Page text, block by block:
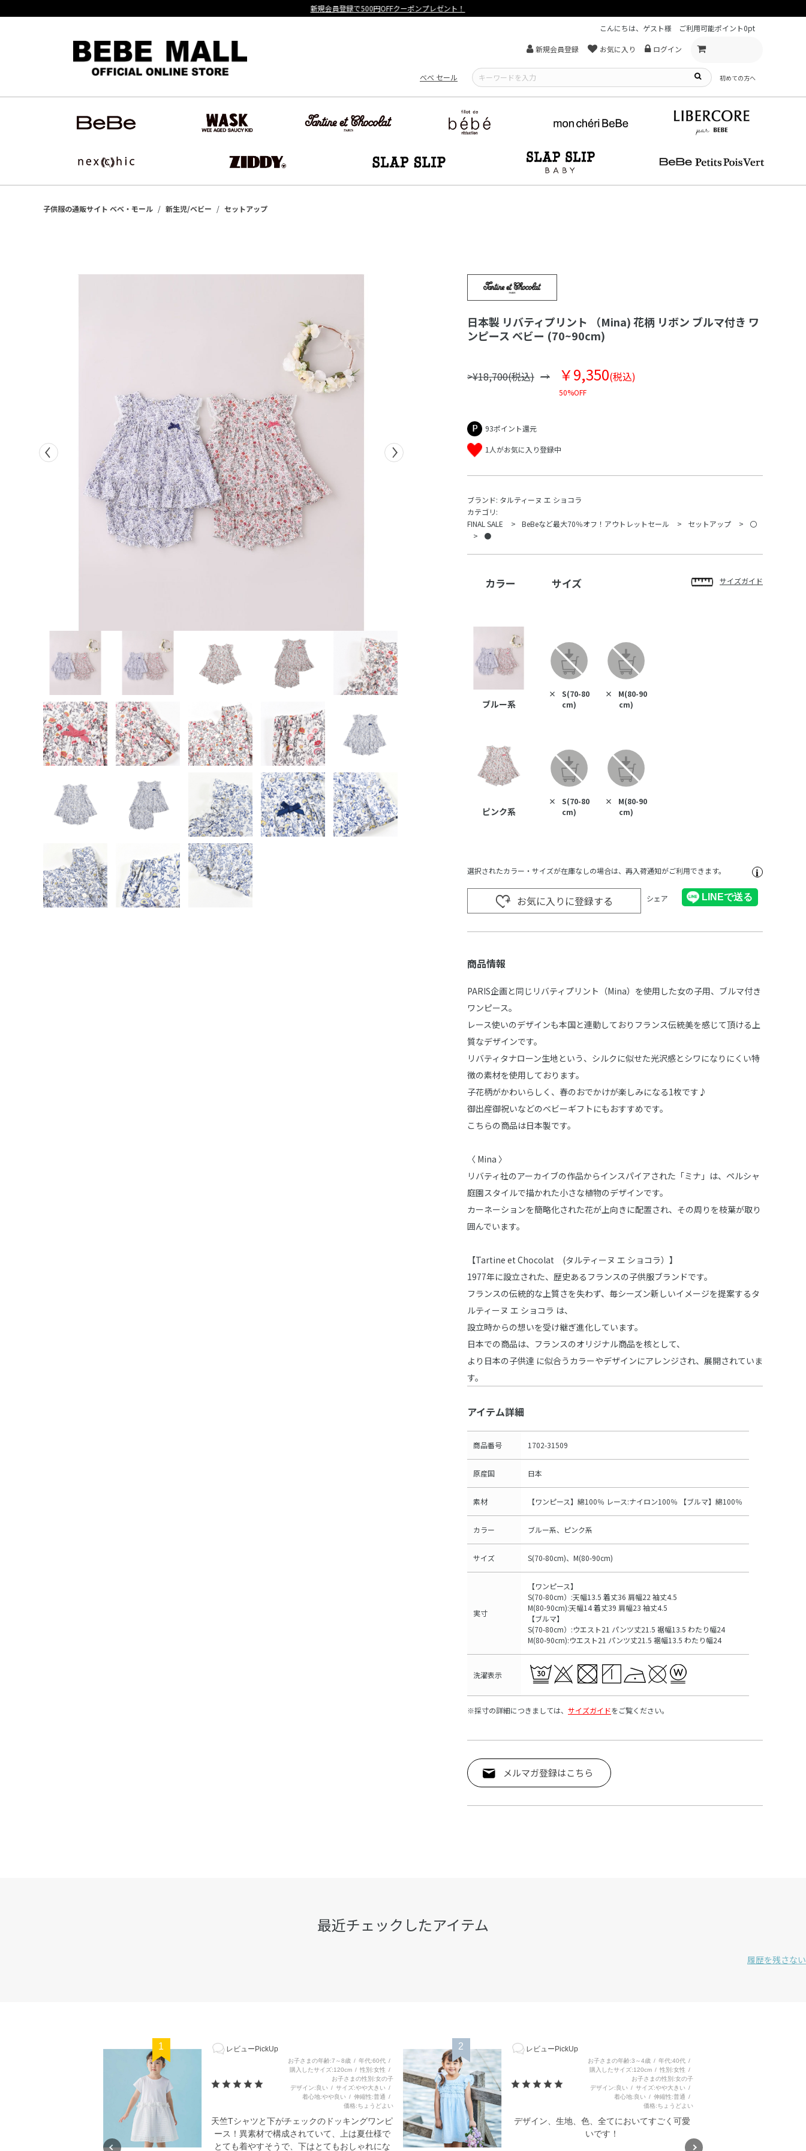
【重要】熊本地震による遅延可能性について
こんにちは、ゲスト様
ご利用可能ポイント0pt
新規会員登録 お気に入り ログイン
べべ セール 初めての方へ
子供服の通販サイト ベベ・モール 新生児/ベビー セットアップ
日本製 リバティプリント （Mina) 花柄 リボン ブルマ付き ワ
ンピース ベビー (70~90cm)
>¥18,700(税込) ￥9,350(税込)
50%OFF
93ポイント還元
1人がお気に入り登録中
ブランド: タルティーヌ エ ショコラ
カテゴリ:
FINAL SALE
BeBeなど最大70％オフ！アウトレットセール セットアップ
〇
●
カラー サイズ サイズガイド
ブルー系
×
S(70-80
cm)
×
M(80-90
cm)
ピンク系
×
S(70-80
cm)
×
M(80-90
cm)
選択されたカラー・サイズが在庫なしの場合は、再入荷通知がご利用できます。
お気に入りに登録する シェア
商品情報
PARIS企画と同じリバティプリント（Mina）を使用した女の子用、ブルマ付き
ワンピース。
レース使いのデザインも本国と連動しておりフランス伝統美を感じて頂ける上
質なデザインです。
リバティタナローン生地という、シルクに似せた光沢感とシワになりにくい特
徴の素材を使用しております。
子花柄がかわいらしく、春のおでかけが楽しみになる1枚です♪
御出産御祝いなどのベビーギフトにもおすすめです。
こちらの商品は日本製です。
〈 Mina 〉
リバティ社のアーカイブの作品からインスパイアされた「ミナ」は、ペルシャ
庭園スタイルで描かれた小さな植物のデザインです。
カーネーションを簡略化された花が上向きに配置され、その周りを枝葉が取り
囲んでいます。
【Tartine et Chocolat (タルティーヌ エ ショコラ）】
1977年に設立された、歴史あるフランスの子供服ブランドです。
フランスの伝統的な上質さを失わず、毎シーズン新しいイメージを提案するタ
ルティーヌ エ ショコラ は、
設立時からの想いを受け継ぎ進化しています。
日本での商品は、フランスのオリジナル商品を核として、
より日本の子供達 に似合うカラーやデザインにアレンジされ、展開されていま
す。
アイテム詳細
商品番号 1702-31509
原産国 日本
素材 【ワンピース】綿100％ レース:ナイロン100％ 【ブルマ】綿100％
カラー ブルー系、ピンク系
サイズ S(70-80cm)、M(80-90cm)
実寸
【ワンピース】
S(70-80cm）:天幅13.5 着丈36 肩幅22 袖丈4.5
M(80-90cm):天幅14 着丈39 肩幅23 袖丈4.5
【ブルマ】
S(70-80cm）:ウエスト21 パンツ丈21.5 裾幅13.5 わたり幅24
M(80-90cm):ウエスト21 パンツ丈21.5 裾幅13.5 わたり幅24
洗濯表示
※採寸の詳細につきましては、 サイズガイドをご覧ください。
メルマガ登録はこちら
最近チェックしたアイテム
履歴を残さない
1 レビューPickUp
お子さまの年齢 7～8歳 年代 60代
購入したサイズ 120cm 性別 女性
お子さまの性別 女の子
デザイン 良い サイズ やや大きい
着心地 やや良い 伸縮性 普通
価格 ちょうどよい
天竺Tシャツと下がチェックのドッキングワンピ
ース！異素材で構成されていて、上は夏仕様で
とても着やすそうで、下はとてもおしゃれにな
2 レビューPickUp
お子さまの年齢 3～4歳 年代 40代
購入したサイズ 120cm 性別 女性
お子さまの性別 女の子
デザイン 良い サイズ やや大きい
着心地 良い 伸縮性 普通
価格 ちょうどよい
デザイン、生地、色、全てにおいてすごく可愛
いです！